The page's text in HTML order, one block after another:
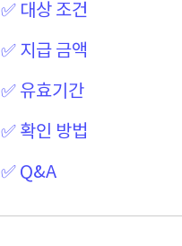
✅ 대상 조건
✅ 지급 금액
✅ 유효기간
✅ 확인 방법
✅ Q&A